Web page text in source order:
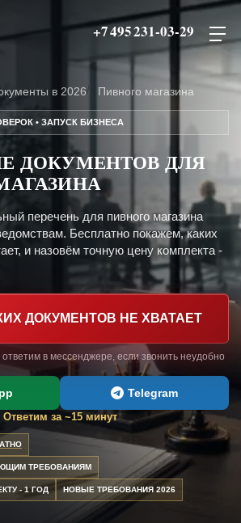
+7 495 231-03-29
в 2026 Пивного магазина
• ЗАПУСК БИЗНЕСА
ДОКУМЕНТОВ ДЛЯ
перечень для пивного магазина
Бесплатно покажем, каких
и назовём точную цену комплекта -
ДОКУМЕНТОВ НЕ ХВАТАЕТ
ответим в мессенджере, если звонить неудобно
Telegram
Ответим за ~15 минут
ТРЕБОВАНИЯМ
- 1 ГОД НОВЫЕ ТРЕБОВАНИЯ 2026